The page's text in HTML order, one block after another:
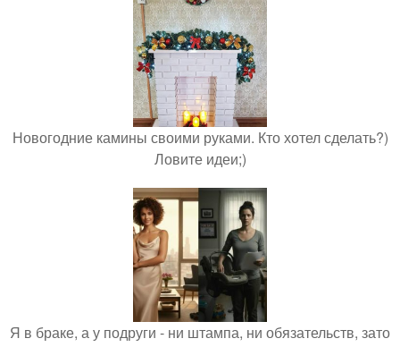
Новогодние камины своими руками. Кто хотел сделать?)
Ловите идеи;)
Я в браке, а у подруги - ни штампа, ни обязательств, зато